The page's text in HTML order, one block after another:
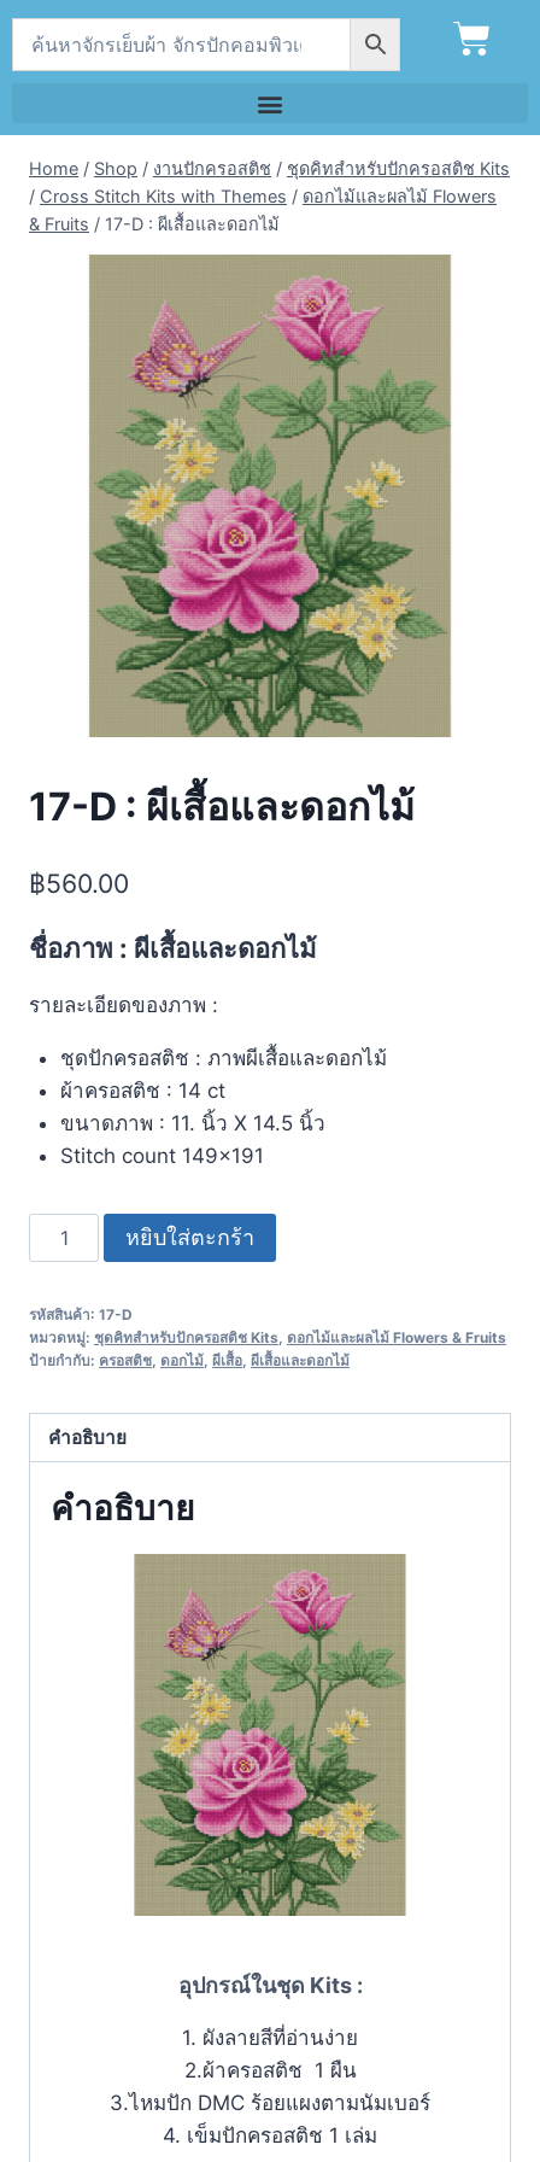
Home / Shop / งานปักครอสติช / ชุดคิทสำหรับปักครอสติช Kits
/ Cross Stitch Kits with Themes / ดอกไม้และผลไม้ Flowers
& Fruits / 17-D : ผีเสื้อและดอกไม้
17-D : ผีเสื้อและดอกไม้
฿560.00
ชื่อภาพ : ผีเสื้อและดอกไม้
รายละเอียดของภาพ :
ชุดปักครอสติช : ภาพผีเสื้อและดอกไม้
ผ้าครอสติช : 14 ct
ขนาดภาพ : 11. นิ้ว X 14.5 นิ้ว
Stitch count 149×191
หยิบใส่ตะกร้า
รหัสสินค้า: 17-D
หมวดหมู่: ชุดคิทสำหรับปักครอสติช Kits ดอกไม้และผลไม้ Flowers & Fruits
ป้ายกำกับ: ครอสติช ดอกไม้ ผีเสื้อ ผีเสื้อและดอกไม้
คำอธิบาย
คำอธิบาย
อุปกรณ์ในชุด Kits :
1. ผังลายสีที่อ่านง่าย
2.ผ้าครอสติช 1 ผืน
3.ไหมปัก DMC ร้อยแผงตามนัมเบอร์
4. เข็มปักครอสติช 1 เล่ม